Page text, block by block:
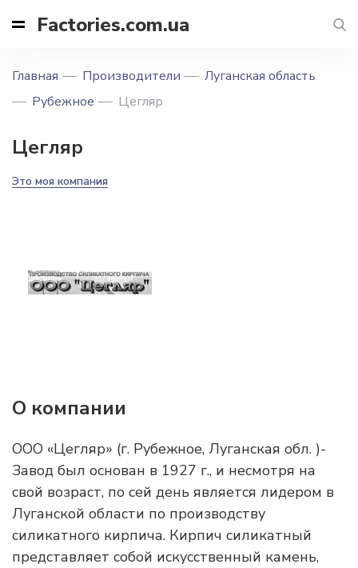
Factories.com.ua
Главная Производители
Луганская область
Рубежное
Цегляр
Цегляр
Это моя компания
О компании
ООО «Цегляр» (г. Рубежное, Луганская обл. )-
Завод был основан в 1927 г., и несмотря на
свой возраст, по сей день является лидером в
Луганской области по производству
силикатного кирпича. Кирпич силикатный
представляет собой искусственный камень,